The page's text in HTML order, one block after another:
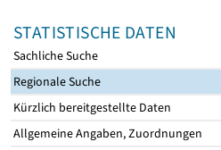
STATISTISCHE DATEN
Sachliche Suche
Regionale Suche
Kürzlich bereitgestellte Daten
Allgemeine Angaben, Zuordnungen